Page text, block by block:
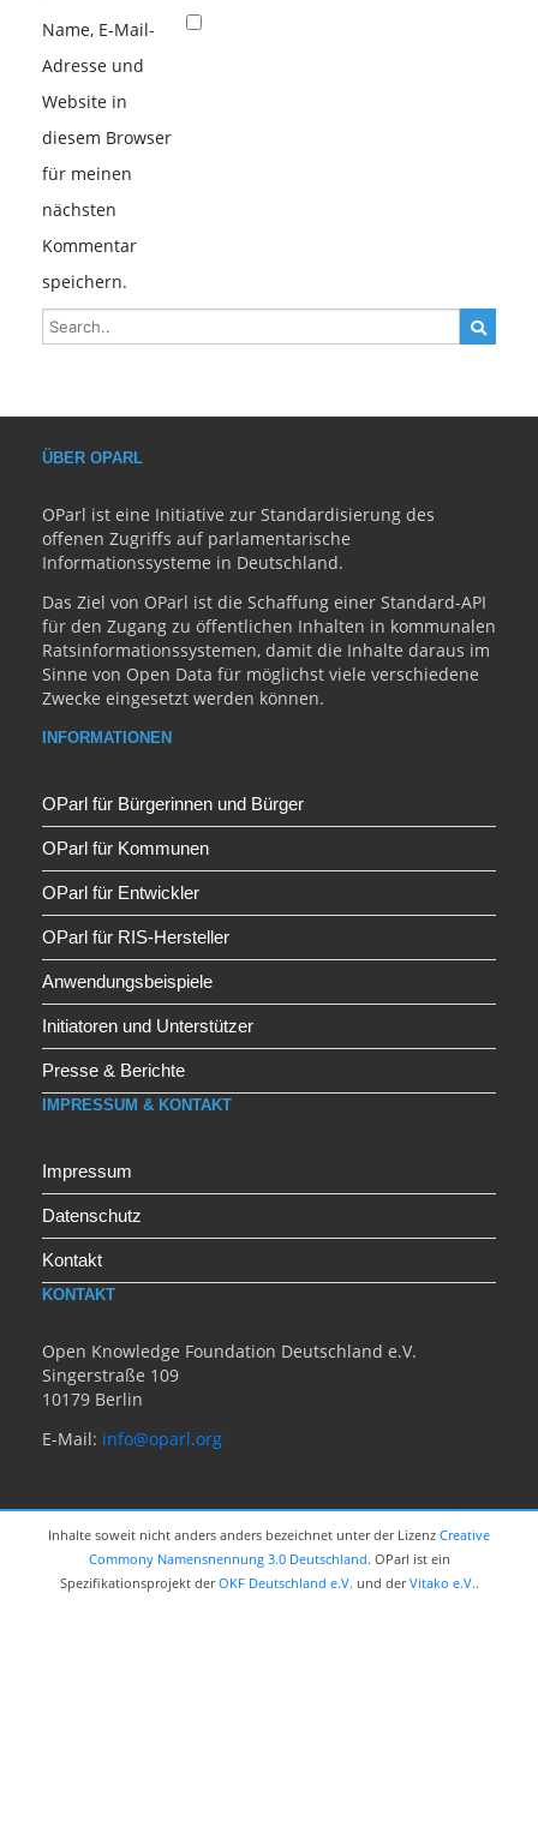
Name, E-Mail-
Adresse und
Website in
diesem Browser
für meinen
nächsten
Kommentar
speichern.
ÜBER OPARL
OParl ist eine Initiative zur Standardisierung des
offenen Zugriffs auf parlamentarische
Informationssysteme in Deutschland.
Das Ziel von OParl ist die Schaffung einer Standard-API
für den Zugang zu öffentlichen Inhalten in kommunalen
Ratsinformationssystemen, damit die Inhalte daraus im
Sinne von Open Data für möglichst viele verschiedene
Zwecke eingesetzt werden können.
INFORMATIONEN
OParl für Bürgerinnen und Bürger
OParl für Kommunen
OParl für Entwickler
OParl für RIS-Hersteller
Anwendungsbeispiele
Initiatoren und Unterstützer
Presse & Berichte
IMPRESSUM & KONTAKT
Impressum
Datenschutz
Kontakt
KONTAKT
Open Knowledge Foundation Deutschland e.V.
Singerstraße 109
10179 Berlin
E-Mail: info@oparl.org
Inhalte soweit nicht anders anders bezeichnet unter der Lizenz Creative
Commony Namensnennung 3.0 Deutschland. OParl ist ein
Spezifikationsprojekt derOKF Deutschland e.V. und derVitako e.V..